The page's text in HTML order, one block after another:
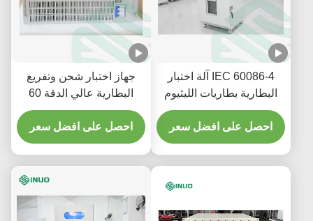
IEC 60086-4 آلة اختبار
البطارية بطاريات الليثيوم
معدات اختبار انفجار الحريق
احصل على افضل سعر
جهاز اختبار شحن وتفريغ
البطارية عالي الدقة 60
فولت 120 أمبير بقنوات
مستقلة بالكامل لاختبار
بطاريات الليثيوم
احصل على افضل سعر